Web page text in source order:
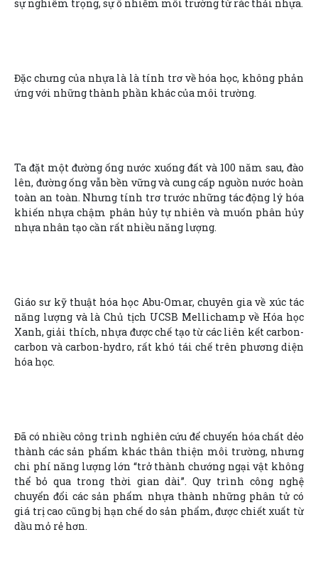
sự nghiêm trọng, sự ô nhiễm môi trường từ rác thải nhựa.
Đặc chưng của nhựa là là tính trơ về hóa học, không phản
ứng với những thành phần khác của môi trường.
Ta đặt một đường ống nước xuống đất và 100 năm sau, đào
lên, đường ống vẫn bền vững và cung cấp nguồn nước hoàn
toàn an toàn. Nhưng tính trơ trước những tác động lý hóa
khiến nhựa chậm phân hủy tự nhiên và muốn phân hủy
nhựa nhân tạo cần rất nhiều năng lượng.
Giáo sư kỹ thuật hóa học Abu-Omar, chuyên gia về xúc tác
năng lượng và là Chủ tịch UCSB Mellichamp về Hóa học
Xanh, giải thích, nhựa được chế tạo từ các liên kết carbon-
carbon và carbon-hydro, rất khó tái chế trên phương diện
hóa học.
Đã có nhiều công trình nghiên cứu để chuyển hóa chất dẻo
thành các sản phẩm khác thân thiện môi trường, nhưng
chi phí năng lượng lớn “trở thành chướng ngại vật không
thể bỏ qua trong thời gian dài”. Quy trình công nghệ
chuyển đổi các sản phẩm nhựa thành những phân tử có
giá trị cao cũng bị hạn chế do sản phẩm, được chiết xuất từ
dầu mỏ rẻ hơn.